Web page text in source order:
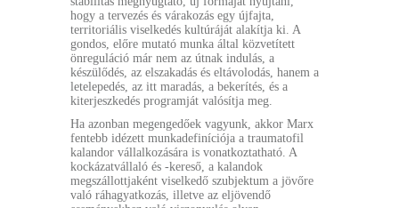
hogy a tervezés és várakozás egy újfajta,
territoriális viselkedés kultúráját alakítja ki. A
gondos, előre mutató munka által közvetített
önreguláció már nem az útnak indulás, a
készülődés, az elszakadás és eltávolodás, hanem a
letelepedés, az itt maradás, a bekerítés, és a
kiterjeszkedés programját valósítja meg.
Ha azonban megengedőek vagyunk, akkor Marx
fentebb idézett munkadefiníciója a traumatofil
kalandor vállalkozására is vonatkoztatható. A
kockázatvállaló és -kereső, a kalandok
megszállottjaként viselkedő szubjektum a jövőre
való ráhagyatkozás, illetve az eljövendő